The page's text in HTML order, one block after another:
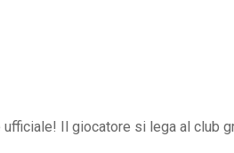
ufficiale! Il giocatore si lega al club